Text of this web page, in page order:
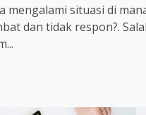
mengalami situasi di
dan tidak respon?.